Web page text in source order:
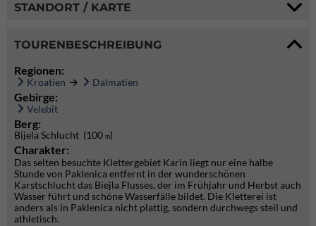
STANDORT / KARTE
TOURENBESCHREIBUNG
Regionen:
Kroatien Dalmatien
Gebirge:
Velebit
Berg:
Bijela Schlucht (100 m)
Charakter:
Das selten besuchte Klettergebiet Karin liegt nur eine halbe
Stunde von Paklenica entfernt in der wunderschönen
Karstschlucht das Biejla Flusses, der im Frühjahr und Herbst auch
Wasser führt und schöne Wasserfälle bildet. Die Kletterei ist
anders als in Paklenica nicht plattig, sondern durchwegs steil und
athletisch.